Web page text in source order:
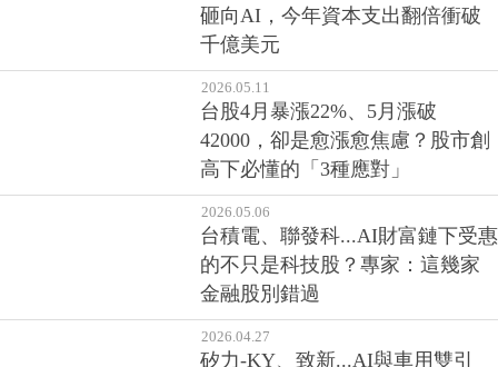
千億美元
2026.05.11
台股4月暴漲22%、5月漲破
42000，卻是愈漲愈焦慮？股市創
高下必懂的「3種應對」
2026.05.06
台積電、聯發科...AI財富鏈下受惠
的不只是科技股？專家：這幾家
金融股別錯過
2026.04.27
矽力-KY、致新...AI與車用雙引
擎，4檔「PMIC台廠」各顯神